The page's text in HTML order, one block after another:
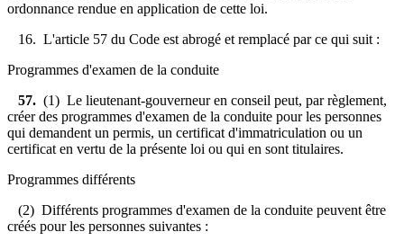
ordonnance rendue en application de cette loi.
16. L'article 57 du Code est abrogé et remplacé par ce qui suit :
Programmes d'examen de la conduite
57. (1) Le lieutenant-gouverneur en conseil peut, par règlement,
créer des programmes d'examen de la conduite pour les personnes
qui demandent un permis, un certificat d'immatriculation ou un
certificat en vertu de la présente loi ou qui en sont titulaires.
Programmes différents
(2) Différents programmes d'examen de la conduite peuvent être
créés pour les personnes suivantes :